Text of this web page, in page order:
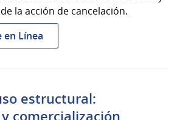
la acción de cancelación.
en Línea
Acciones
de
marca
estructural: